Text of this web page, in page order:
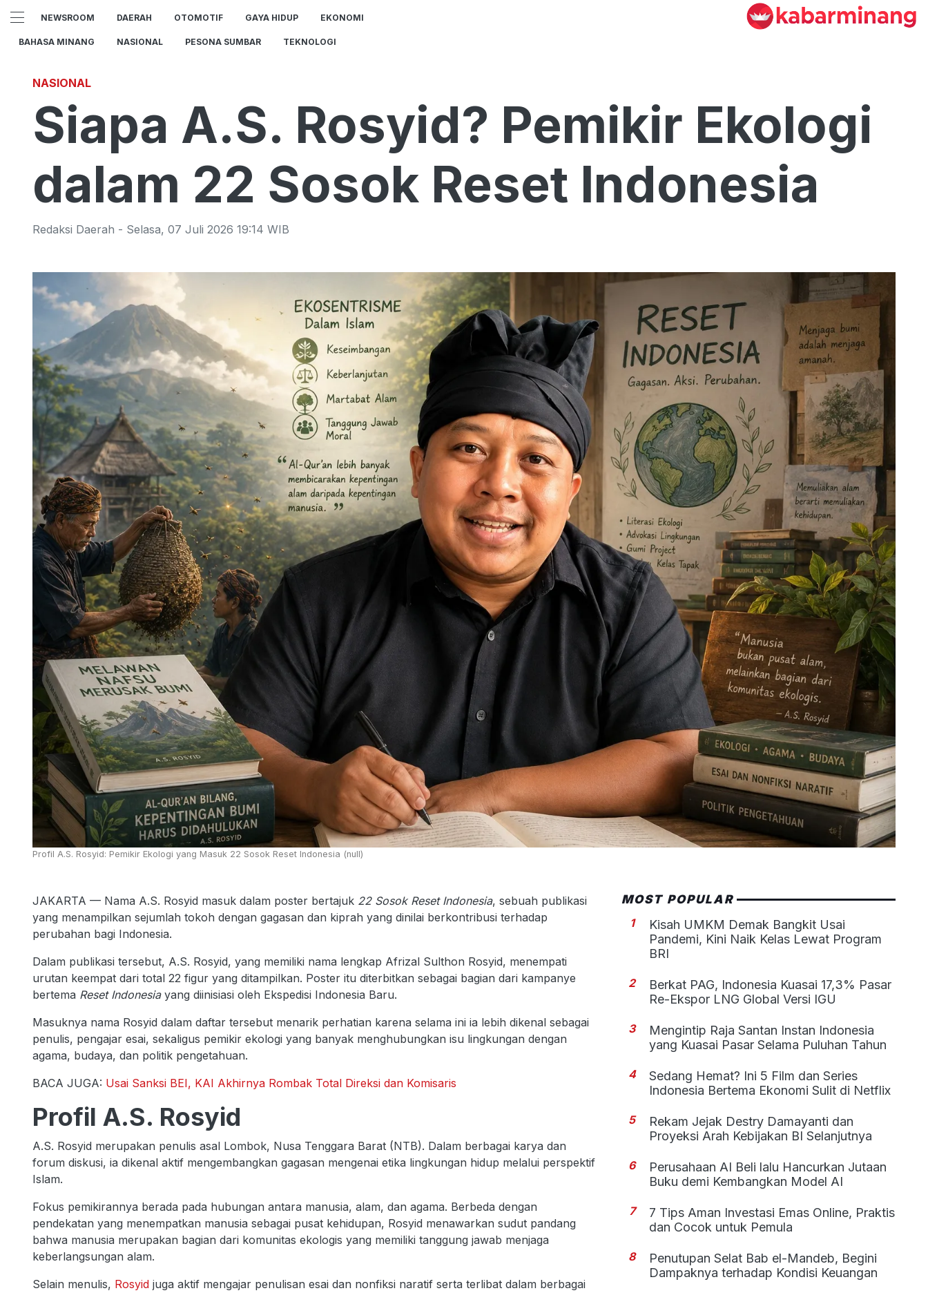
NEWSROOM DAERAH OTOMOTIF GAYA HIDUP EKONOMI
BAHASA MINANG NASIONAL PESONA SUMBAR TEKNOLOGI
NASIONAL
Siapa A.S. Rosyid? Pemikir Ekologi
dalam 22 Sosok Reset Indonesia
Redaksi Daerah - Selasa, 07 Juli 2026 19:14 WIB
Profil A.S. Rosyid: Pemikir Ekologi yang Masuk 22 Sosok Reset Indonesia (null)
JAKARTA — Nama A.S. Rosyid masuk dalam poster bertajuk 22 Sosok Reset Indonesia, sebuah publikasi
yang menampilkan sejumlah tokoh dengan gagasan dan kiprah yang dinilai berkontribusi terhadap
perubahan bagi Indonesia.
Dalam publikasi tersebut, A.S. Rosyid, yang memiliki nama lengkap Afrizal Sulthon Rosyid, menempati
urutan keempat dari total 22 figur yang ditampilkan. Poster itu diterbitkan sebagai bagian dari kampanye
bertema Reset Indonesiayang diinisiasi oleh Ekspedisi Indonesia Baru.
Masuknya nama Rosyid dalam daftar tersebut menarik perhatian karena selama ini ia lebih dikenal sebagai
penulis, pengajar esai, sekaligus pemikir ekologi yang banyak menghubungkan isu lingkungan dengan
agama, budaya, dan politik pengetahuan.
BACA JUGA: Usai Sanksi BEI, KAI Akhirnya Rombak Total Direksi dan Komisaris
Profil A.S. Rosyid
A.S. Rosyid merupakan penulis asal Lombok, Nusa Tenggara Barat (NTB). Dalam berbagai karya dan
forum diskusi, ia dikenal aktif mengembangkan gagasan mengenai etika lingkungan hidup melalui perspektif
Islam.
Fokus pemikirannya berada pada hubungan antara manusia, alam, dan agama. Berbeda dengan
pendekatan yang menempatkan manusia sebagai pusat kehidupan, Rosyid menawarkan sudut pandang
bahwa manusia merupakan bagian dari komunitas ekologis yang memiliki tanggung jawab menjaga
keberlangsungan alam.
Selain menulis, Rosyid juga aktif mengajar penulisan esai dan nonfiksi naratif serta terlibat dalam berbagai
MOST POPULAR
1
Kisah UMKM Demak Bangkit Usai
Pandemi, Kini Naik Kelas Lewat Program
BRI
2
Berkat PAG, Indonesia Kuasai 17,3% Pasar
Re-Ekspor LNG Global Versi IGU
3
Mengintip Raja Santan Instan Indonesia
yang Kuasai Pasar Selama Puluhan Tahun
4
Sedang Hemat? Ini 5 Film dan Series
Indonesia Bertema Ekonomi Sulit di Netflix
5
Rekam Jejak Destry Damayanti dan
Proyeksi Arah Kebijakan BI Selanjutnya
6
Perusahaan AI Beli lalu Hancurkan Jutaan
Buku demi Kembangkan Model AI
7
7 Tips Aman Investasi Emas Online, Praktis
dan Cocok untuk Pemula
8
Penutupan Selat Bab el-Mandeb, Begini
Dampaknya terhadap Kondisi Keuangan